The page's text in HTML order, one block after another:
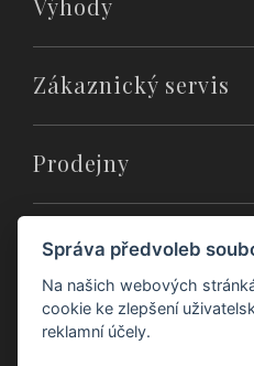
Zákaznický servis
Prodejny
O nás
Správa předvoleb
Na našich webových
cookie ke zlepšení
reklamní účely.